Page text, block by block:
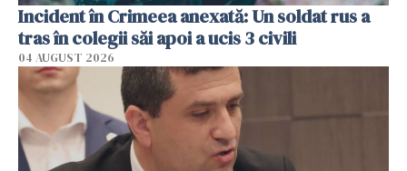
Incident în Crimeea anexată: Un soldat rus a
tras în colegii săi apoi a ucis 3 civili
04 AUGUST 2026